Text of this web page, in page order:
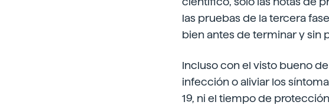
las pruebas de la tercera
bien antes de terminar y sin
Incluso con el visto bueno
infección o aliviar los
19, ni el tiempo de